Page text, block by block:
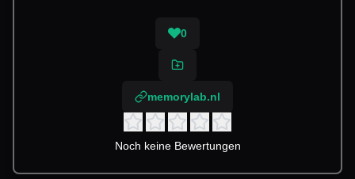
0
memorylab.nl
Noch keine Bewertungen